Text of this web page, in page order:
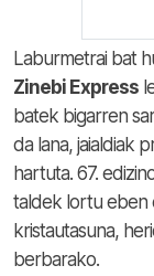
Laburmetrai bat
Zinebi Express
batek bigarren
da lana, jaialdiak
hartuta. 67.
taldek lortu eben
kristautasuna,
berbarako.